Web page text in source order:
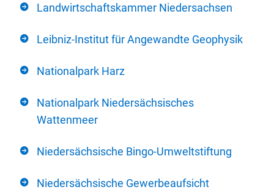
Landwirtschaftskammer Niedersachsen
Leibniz-Institut für Angewandte Geophysik
Nationalpark Harz
Nationalpark Niedersächsisches
Wattenmeer
Niedersächsische Bingo-Umweltstiftung
Niedersächsische Gewerbeaufsicht